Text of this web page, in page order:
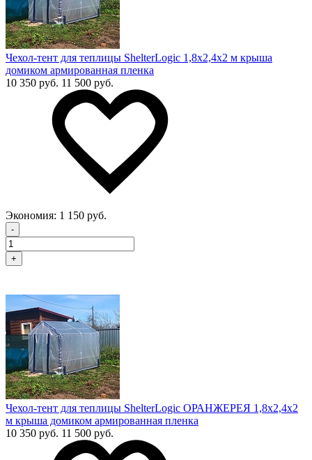
Чехол-тент для теплицы ShelterLogic 1,8х2,4х2 м крыша
домиком армированная пленка
10 350 руб. 11 500 руб.
Экономия: 1 150 руб.
-
+
Чехол-тент для теплицы ShelterLogic ОРАНЖЕРЕЯ 1,8х2,4х2
м крыша домиком армированная пленка
10 350 руб. 11 500 руб.